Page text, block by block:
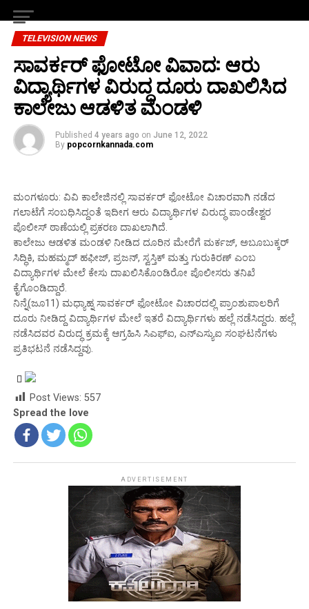
TELEVISION NEWS
ಸಾವರ್ಕರ್ ಫೋಟೋ ವಿವಾದ: ಆರು
ವಿದ್ಯಾರ್ಥಿಗಳ ವಿರುದ್ಧ ದೂರು ದಾಖಲಿಸಿದ
ಕಾಲೇಜು ಆಡಳಿತ ಮಂಡಳಿ
Published 4 years ago on June 12, 2022
By popcornkannada.com
ಮಂಗಳೂರು: ವಿವಿ ಕಾಲೇಜಿನಲ್ಲಿ ಸಾವರ್ಕರ್ ಫೋಟೋ ವಿಚಾರವಾಗಿ ನಡೆದ
ಗಲಾಟೆಗೆ ಸಂಬಧಿಸಿದ್ದಂತೆ ಇದೀಗ ಆರು ವಿದ್ಯಾರ್ಥಿಗಳ ವಿರುದ್ಧ ಪಾಂಡೇಶ್ವರ
ಪೊಲೀಸ್ ಠಾಣೆಯಲ್ಲಿ ಪ್ರಕರಣ ದಾಖಲಾಗಿದೆ.
ಕಾಲೇಜು ಆಡಳಿತ ಮಂಡಳಿ ನೀಡಿದ ದೂರಿನ ಮೇರೆಗೆ ಮರ್ಕಜ್, ಅಬೂಬುಕ್ಕರ್
ಸಿದ್ಧಿಕಿ, ಮಹಮ್ಮದ್ ಹಫೀಜ್, ಪ್ರಜನ್, ಸ್ವಸ್ತಿಕ್ ಮತ್ತು ಗುರುಕಿರಣ್ ಎಂಬ
ವಿದ್ಯಾರ್ಥಿಗಳ ಮೇಲೆ ಕೇಸು ದಾಖಲಿಸಿಕೊಂಡಿರೋ ಪೊಲೀಸರು ತನಿಖೆ
ಕೈಗೊಂಡಿದ್ದಾರೆ.
ನಿನ್ನೆ(ಜೂ11) ಮಧ್ಯಾಹ್ನ ಸಾವರ್ಕರ್ ಫೋಟೋ ವಿಚಾರದಲ್ಲಿ ಪ್ರಾಂಶುಪಾಲರಿಗೆ
ದೂರು ನೀಡಿದ್ದ ವಿದ್ಯಾರ್ಥಿಗಳ ಮೇಲೆ ಇತರೆ ವಿದ್ಯಾರ್ಥಿಗಳು ಹಲ್ಲೆ ನಡೆಸಿದ್ದರು. ಹಲ್ಲೆ
ನಡೆಸಿದವರ ವಿರುದ್ಧ ಕ್ರಮಕ್ಕೆ ಆಗ್ರಹಿಸಿ ಸಿಎಫ್ಐ, ಎನ್ಎಸ್ಯುಐ ಸಂಘಟನೆಗಳು
ಪ್ರತಿಭಟನೆ ನಡೆಸಿದ್ದವು.
Post Views: 557
Spread the love
ADVERTISEMENT